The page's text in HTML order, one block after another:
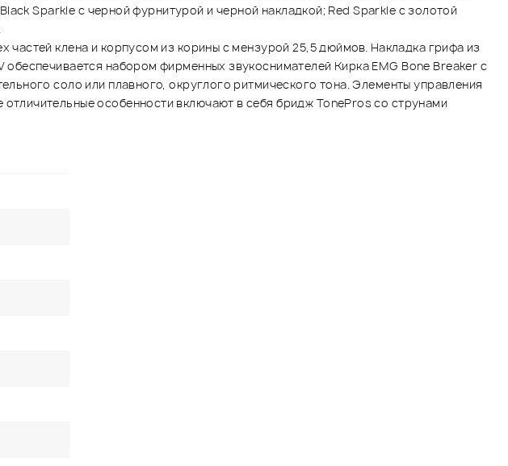
Sparkle с черной фурнитурой и черной накладкой; Red Sparkle с золотой
клена и корпусом из корины с мензурой 25,5 дюймов. Накладка грифа из
набором фирменных звукоснимателей Кирка EMG Bone Breaker с
соло или плавного, округлого ритмического тона. Элементы управления
особенности включают в себя бридж TonePros со струнами